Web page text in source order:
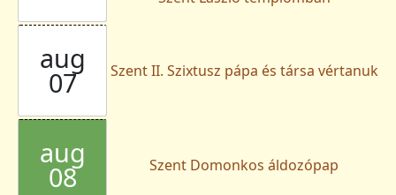
aug
07 Szent II. Szixtusz pápa és társa vértanuk
aug
08 Szent Domonkos áldozópap